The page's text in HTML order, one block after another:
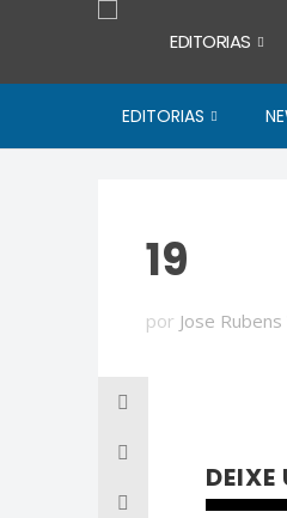
EDITORIAS
EDITORIAS
19
por Jose Rubens